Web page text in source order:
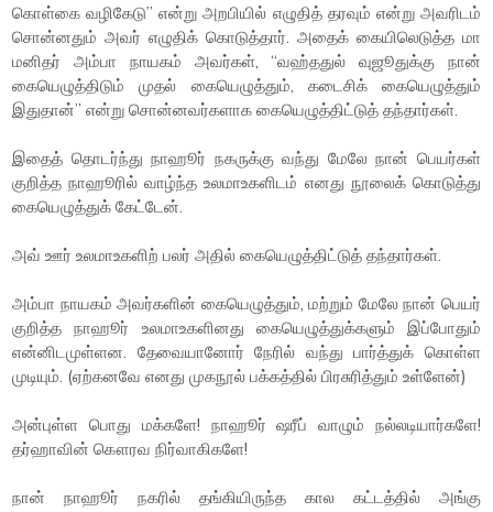
கொள்கை வழிகேடு” என்று அறபியில் எழுதித் தரவும் என்று அவரிடம்
சொன்னதும் அவர் எழுதிக் கொடுத்தார். அதைக் கையிலெடுத்த மா
மனிதர் அம்பா நாயகம் அவர்கள், “வஹ்ததுல் வுஜூதுக்கு நான்
கையெழுத்திடும் முதல் கையெழுத்தும், கடைசிக் கையெழுத்தும்
இதுதான்” என்று சொன்னவர்களாக கையெழுத்திட்டுத் தந்தார்கள்.
இதைத் தொடர்ந்து நாஹூர் நகருக்கு வந்து மேலே நான் பெயர்கள்
குறித்த நாஹூரில் வாழ்ந்த உலமாஉகளிடம் எனது நூலைக் கொடுத்து
கையெழுத்துக் கேட்டேன்.
அவ் ஊர் உலமாஉகளிற் பலர் அதில் கையெழுத்திட்டுத் தந்தார்கள்.
அம்பா நாயகம் அவர்களின் கையெழுத்தும், மற்றும் மேலே நான் பெயர்
குறித்த நாஹூர் உலமாஉகளினது கையெழுத்துக்களும் இப்போதும்
என்னிடமுள்ளன. தேவையானோர் நேரில் வந்து பார்த்துக் கொள்ள
முடியும். (ஏற்கனவே எனது முகநூல் பக்கத்தில் பிரசுரித்தும் உள்ளேன்)
அன்புள்ள பொது மக்களே! நாஹூர் ஷரீப் வாழும் நல்லடியார்களே!
தர்ஹாவின் கௌரவ நிர்வாகிகளே!
நான் நாஹூர் நகரில் தங்கியிருந்த கால கட்டத்தில் அங்கு